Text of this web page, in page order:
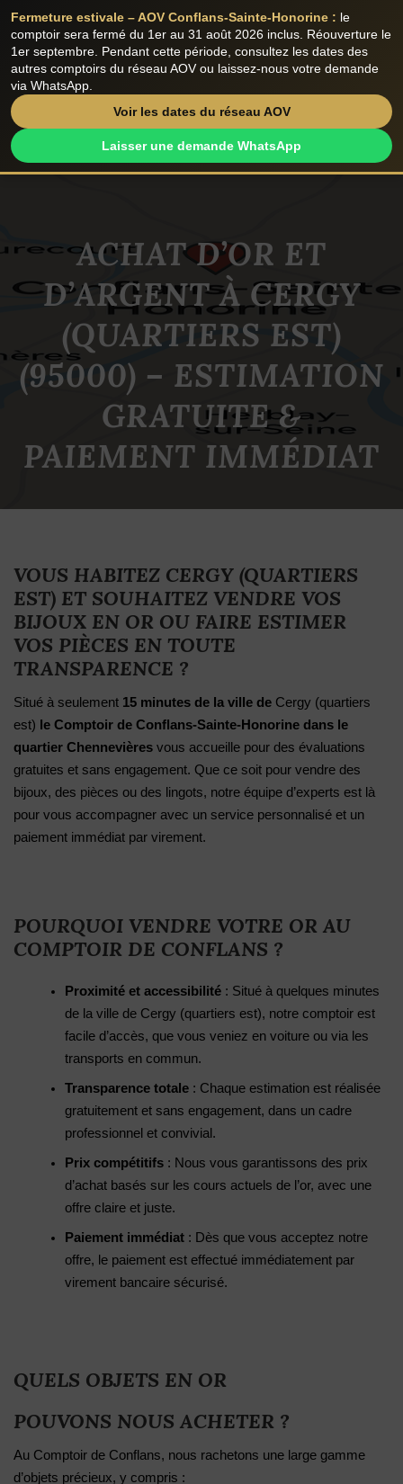
Fermeture estivale – AOV Conflans-Sainte-Honorine : le
comptoir sera fermé du 1er au 31 août 2026 inclus. Réouverture le
1er septembre. Pendant cette période, consultez les dates des
autres comptoirs du réseau AOV ou laissez-nous votre demande
via WhatsApp.
Voir les dates du réseau AOV
Laisser une demande WhatsApp
Menu
COMPTOIR CONFLANS LES COURS
ACHAT D’OR ET
D’ARGENT À CERGY
(QUARTIERS EST)
(95000) – ESTIMATION
GRATUITE &
PAIEMENT IMMÉDIAT
VOUS HABITEZ CERGY (QUARTIERS
EST) ET SOUHAITEZ VENDRE VOS
BIJOUX EN OR OU FAIRE ESTIMER
VOS PIÈCES EN TOUTE
TRANSPARENCE ?
Situé à seulement 15 minutes de la ville de Cergy (quartiers
est) le Comptoir de Conflans-Sainte-Honorine dans le
quartier Chennevières vous accueille pour des évaluations
gratuites et sans engagement. Que ce soit pour vendre des
bijoux, des pièces ou des lingots, notre équipe d’experts est là
pour vous accompagner avec un service personnalisé et un
paiement immédiat par virement.
POURQUOI VENDRE VOTRE OR AU
COMPTOIR DE CONFLANS ?
Proximité et accessibilité : Situé à quelques minutes
de la ville de Cergy (quartiers est), notre comptoir est
facile d’accès, que vous veniez en voiture ou via les
transports en commun.
Transparence totale : Chaque estimation est réalisée
gratuitement et sans engagement, dans un cadre
professionnel et convivial.
Prix compétitifs : Nous vous garantissons des prix
d’achat basés sur les cours actuels de l’or, avec une
offre claire et juste.
Paiement immédiat : Dès que vous acceptez notre
offre, le paiement est effectué immédiatement par
virement bancaire sécurisé.
QUELS OBJETS EN OR
POUVONS NOUS ACHETER ?
Au Comptoir de Conflans, nous rachetons une large gamme
d’objets précieux, y compris :